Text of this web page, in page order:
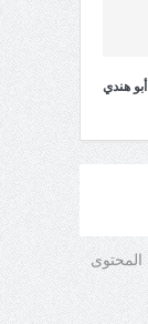
هندي
المحتوى